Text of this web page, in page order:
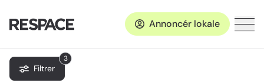
Annoncér lokale
3
Filtrer